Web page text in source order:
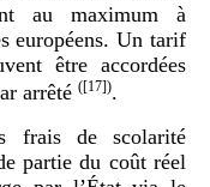
au maximum à
européens. Un tarif
être accordées
arrêté ([17]).
frais de scolarité
partie du coût réel